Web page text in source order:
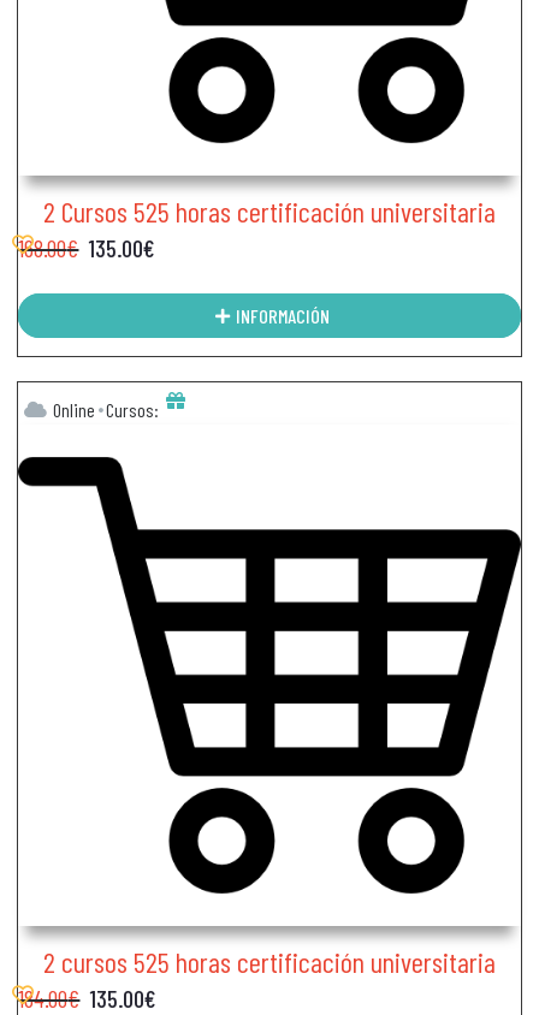
2 Cursos 525 horas certificación universitaria
168.00€ 135.00€
INFORMACIÓN
Online Cursos:
2 cursos 525 horas certificación universitaria
184.00€ 135.00€